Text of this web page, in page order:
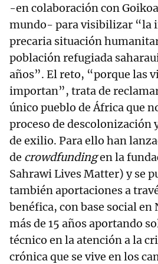
-en colaboración con
mundo- para visibilizar “la
precaria situación
población refugiada
años”. El reto, “porque las
importan”, trata de
único pueblo de África que
proceso de descolonización
de exilio. Para ello han
de crowdfundingen la
Sahrawi Lives Matter) y se
también aportaciones a
benéfica, con base social en
más de 15 años aportando
técnico en la atención a la
crónica que se vive en los